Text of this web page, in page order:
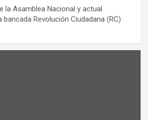
la Asamblea Nacional y actual
Revolución Ciudadana (RC)